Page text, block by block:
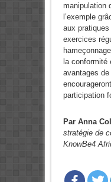
manipulation
l’exemple
aux
exercices
la conformité
avantages
participation
Par Anna
stratégie de
KnowBe4